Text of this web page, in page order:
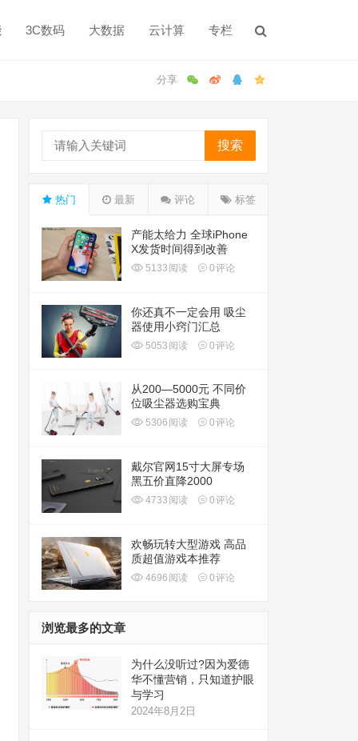
3C数码 大数据 云计算 专栏
搜索
热门 最新 评论 标签
产能太给力 全球iPhone
X发货时间得到改善
5133 阅读 0评论
你还真不一定会用 吸尘
器使用小窍门汇总
5053 阅读 0评论
从200—5000元 不同价
位吸尘器选购宝典
5306 阅读 0评论
戴尔官网15寸大屏专场
黑五价直降2000
4733 阅读 0评论
欢畅玩转大型游戏 高品
质超值游戏本推荐
4696 阅读 0评论
浏览最多的文章
为什么没听过?因为爱德
华不懂营销，只知道护眼
与学习
2024年8月2日